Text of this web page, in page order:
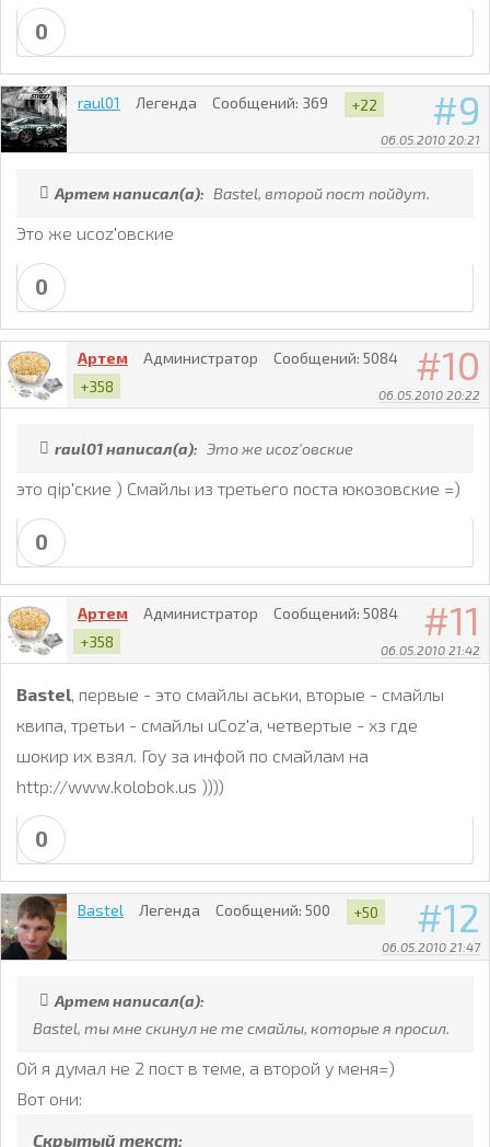
0
9
06.05.2010 20:21
raul01 Легенда Сообщений: 369 +22
Артем написал(а): Bastel, второй пост пойдут.
Это же ucoz'овские
0
10
06.05.2010 20:22
Артем Администратор Сообщений: 5084
+358
raul01 написал(а): Это же ucoz'овские
это qip'ские ) Смайлы из третьего поста юкозовские =)
0
11
06.05.2010 21:42
Артем Администратор Сообщений: 5084
+358
Bastel , первые - это смайлы аськи, вторые - смайлы
квипа, третьи - смайлы uCoz'a, четвертые - хз где
шокир их взял. Гоу за инфой по смайлам на
http://www.kolobok.us ))))
0
12
06.05.2010 21:47
Bastel Легенда Сообщений: 500 +50
Артем написал(а):
Bastel, ты мне скинул не те смайлы, которые я просил.
Ой я думал не 2 пост в теме, а второй у меня=)
Вот они:
Скрытый текст: